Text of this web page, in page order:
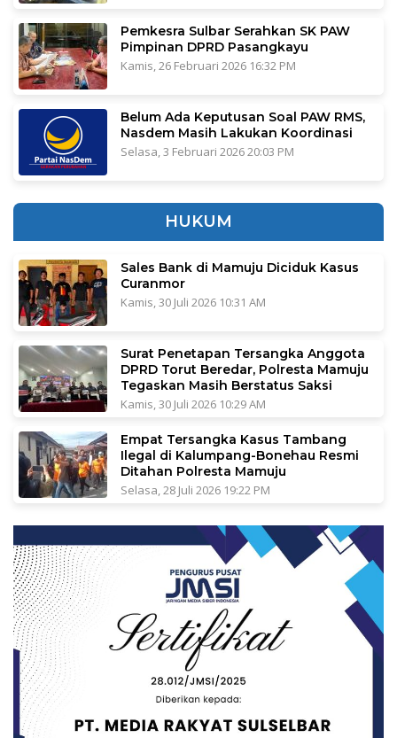
Pemkesra Sulbar Serahkan SK PAW
Pimpinan DPRD Pasangkayu
Kamis, 26 Februari 2026 16:32 PM
Belum Ada Keputusan Soal PAW RMS,
Nasdem Masih Lakukan Koordinasi
Selasa, 3 Februari 2026 20:03 PM
HUKUM
Sales Bank di Mamuju Diciduk Kasus
Curanmor
Kamis, 30 Juli 2026 10:31 AM
Surat Penetapan Tersangka Anggota
DPRD Torut Beredar, Polresta Mamuju
Tegaskan Masih Berstatus Saksi
Kamis, 30 Juli 2026 10:29 AM
Empat Tersangka Kasus Tambang
Ilegal di Kalumpang-Bonehau Resmi
Ditahan Polresta Mamuju
Selasa, 28 Juli 2026 19:22 PM